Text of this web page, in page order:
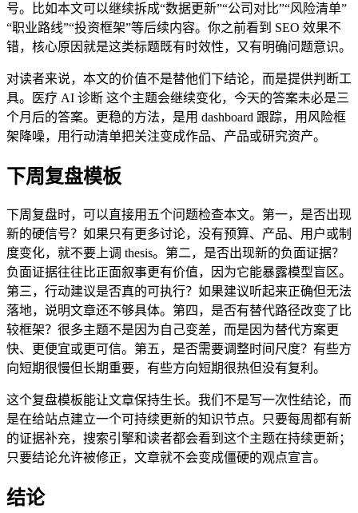
号。比如本文可以继续拆成“数据更新”“公司对比”“风险清单”
“职业路线”“投资框架”等后续内容。你之前看到 SEO 效果不
错，核心原因就是这类标题既有时效性，又有明确问题意识。
对读者来说，本文的价值不是替他们下结论，而是提供判断工
具。医疗 AI 诊断 这个主题会继续变化，今天的答案未必是三
个月后的答案。更稳的方法，是用 dashboard 跟踪，用风险框
架降噪，用行动清单把关注变成作品、产品或研究资产。
下周复盘模板
下周复盘时，可以直接用五个问题检查本文。第一，是否出现
新的硬信号？如果只有更多讨论，没有预算、产品、用户或制
度变化，就不要上调 thesis。第二，是否出现新的负面证据？
负面证据往往比正面叙事更有价值，因为它能暴露模型盲区。
第三，行动建议是否真的可执行？如果建议听起来正确但无法
落地，说明文章还不够具体。第四，是否有替代路径改变了比
较框架？很多主题不是因为自己变差，而是因为替代方案更
快、更便宜或更可信。第五，是否需要调整时间尺度？有些方
向短期很慢但长期重要，有些方向短期很热但没有复利。
这个复盘模板能让文章保持生长。我们不是写一次性结论，而
是在给站点建立一个可持续更新的知识节点。只要每周都有新
的证据补充，搜索引擎和读者都会看到这个主题在持续更新；
只要结论允许被修正，文章就不会变成僵硬的观点宣言。
结论